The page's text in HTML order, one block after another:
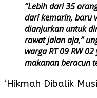
“Lebih dari 35
dari kemarin, baru
dianjurkan untuk
rawat jalan aja,”
warga RT 09 RW
makanan beracun
‘Hikmah Dibalik